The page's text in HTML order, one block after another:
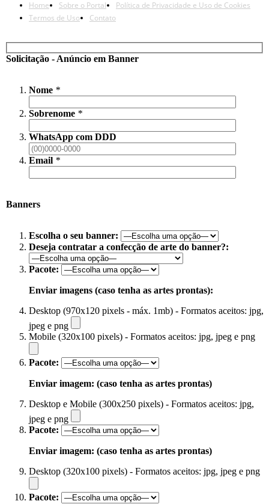
Home Sobre o Portal
Política de Privacidade e Uso de Cookies
Termos de Uso
Contato
Solicitação - Anúncio em Banner
Nome *
Sobrenome *
WhatsApp com DDD
Email *
Banners
Escolha o seu banner:
Deseja contratar a confecção de arte do banner?:
Pacote:
Enviar imagens (caso tenha as artes prontas):
Desktop (970x120 pixels - máx. 1mb) - Formatos aceitos: jpg,
jpeg e png
Mobile (320x100 pixels) - Formatos aceitos: jpg, jpeg e png
Pacote:
Enviar imagem: (caso tenha as artes prontas)
Desktop e Mobile (300x250 pixels) - Formatos aceitos: jpg,
jpeg e png
Pacote:
Enviar imagem: (caso tenha as artes prontas)
Desktop (320x100 pixels) - Formatos aceitos: jpg, jpeg e png
Pacote: